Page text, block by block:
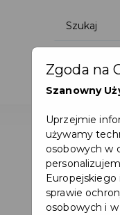
Zgoda na
Szanowny
Uprzejmie
używamy
osobowych w
Europejskiego
sprawie
osobowych i